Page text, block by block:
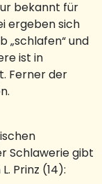
bekannt für
ergeben sich
„schlafen“ und
ist in
Ferner der
Schlawerie gibt
Prinz (14):